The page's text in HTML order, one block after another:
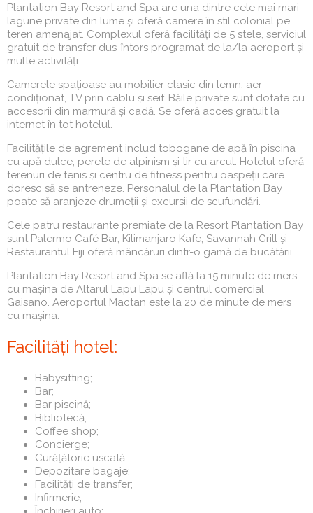
Plantation Bay Resort and Spa are una dintre cele mai mari
lagune private din lume și oferă camere în stil colonial pe
teren amenajat. Complexul oferă facilități de 5 stele, serviciul
gratuit de transfer dus-întors programat de la/la aeroport și
multe activități.
Camerele spațioase au mobilier clasic din lemn, aer
condiționat, TV prin cablu și seif. Băile private sunt dotate cu
accesorii din marmură și cadă. Se oferă acces gratuit la
internet în tot hotelul.
Facilitățile de agrement includ tobogane de apă în piscina
cu apă dulce, perete de alpinism și tir cu arcul. Hotelul oferă
terenuri de tenis și centru de fitness pentru oaspeții care
doresc să se antreneze. Personalul de la Plantation Bay
poate să aranjeze drumeții și excursii de scufundări.
Cele patru restaurante premiate de la Resort Plantation Bay
sunt Palermo Café Bar, Kilimanjaro Kafe, Savannah Grill și
Restaurantul Fiji oferă mâncăruri dintr-o gamă de bucătării.
Plantation Bay Resort and Spa se află la 15 minute de mers
cu mașina de Altarul Lapu Lapu și centrul comercial
Gaisano. Aeroportul Mactan este la 20 de minute de mers
cu mașina.
Facilități hotel:
Babysitting;
Bar;
Bar piscină;
Bibliotecă;
Coffee shop;
Concierge;
Curățătorie uscată;
Depozitare bagaje;
Facilități de transfer;
Infirmerie;